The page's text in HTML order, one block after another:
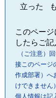
立った
このペー
したらご記
（ご注意）
接このページ
作成部署）へ
けできません
個人情報は記